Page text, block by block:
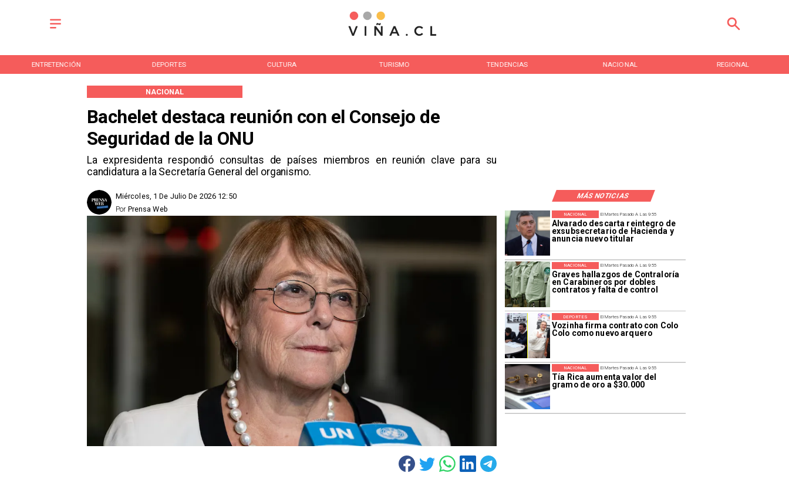
ENTRETENCIÓN DEPORTES CULTURA TURISMO TENDENCIAS NACIONAL REGIONAL
Bachelet destaca reunión con el Consejo de
Seguridad de la ONU
La expresidenta respondió consultas de países miembros en reunión clave para su
candidatura a la Secretaría General del organismo.
NACIONAL
MÁS NOTICIAS
Miércoles, 1 De Julio De 2026 12:50
Prensa Web
Por
El Martes Pasado A Las 9:55
Alvarado descarta reintegro de
exsubsecretario de Hacienda y
anuncia nuevo titular
NACIONAL
El Martes Pasado A Las 9:55
Graves hallazgos de Contraloría
en Carabineros por dobles
contratos y falta de control
NACIONAL
El Martes Pasado A Las 9:55
Vozinha firma contrato con Colo
Colo como nuevo arquero
DEPORTES
El Martes Pasado A Las 9:55
Tía Rica aumenta valor del
gramo de oro a $30.000
NACIONAL